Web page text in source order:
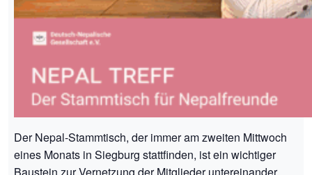
Der Nepal-Stammtisch, der immer am zweiten Mittwoch
eines Monats in Siegburg stattfinden, ist ein wichtiger
Baustein zur Vernetzung der Mitglieder untereinander.